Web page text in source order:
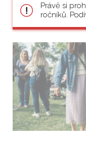
Právě si
ročníků.